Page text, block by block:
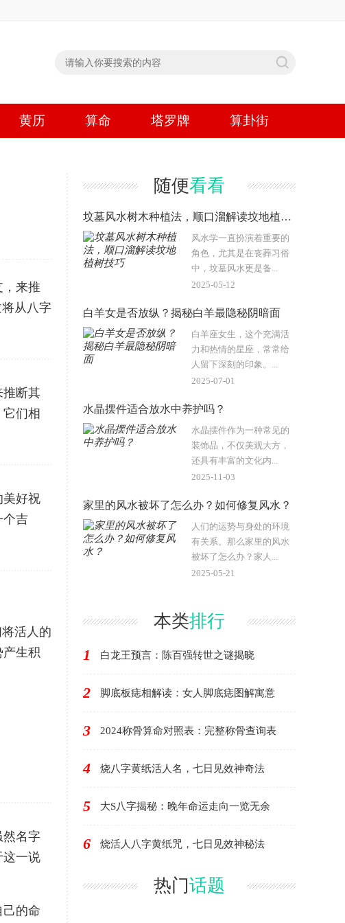
黄历 算命 塔罗牌 算卦街
来推
从八字
推断其
们相
美好祝
个吉
活人的
生积
然名字
这一说
的命
随便看看
坟墓风水树木种植法，顺口溜解读坟地植树技巧
风水学一直扮演着重要的
角色，尤其是在丧葬习俗
中，坟墓风水更是备...
2025-05-12
白羊女是否放纵？揭秘白羊最隐秘阴暗面
白羊座女生，这个充满活
力和热情的星座，常常给
人留下深刻的印象。...
2025-07-01
水晶摆件适合放水中养护吗？
水晶摆件作为一种常见的
装饰品，不仅美观大方，
还具有丰富的文化内...
2025-11-03
家里的风水被坏了怎么办？如何修复风水？
人们的运势与身处的环境
有关系。那么家里的风水
被坏了怎么办？家人...
2025-05-21
本类排行
1 白龙王预言：陈百强转世之谜揭晓
2 脚底板痣相解读：女人脚底痣图解寓意
3 2024称骨算命对照表：完整称骨查询表
4 烧八字黄纸活人名，七日见效神奇法
5 大S八字揭秘：晚年命运走向一览无余
6 烧活人八字黄纸咒，七日见效神秘法
热门话题